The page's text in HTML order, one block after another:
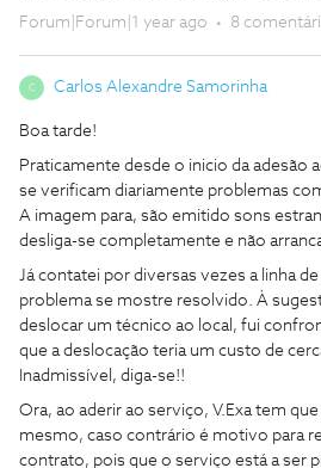
Forum|Forum|1 year ago 8
C Carlos Alexandre Samorinha
Boa tarde!
Praticamente desde o inicio da adesão
se verificam diariamente problemas
A imagem para, são emitido sons
desliga-se completamente e não
Já contatei por diversas vezes a linha
problema se mostre resolvido. À
deslocar um técnico ao local, fui
que a deslocação teria um custo de
Inadmissível, diga-se!!
Ora, ao aderir ao serviço, V.Exa tem
mesmo, caso contrário é motivo para
contrato, pois que o serviço está a ser